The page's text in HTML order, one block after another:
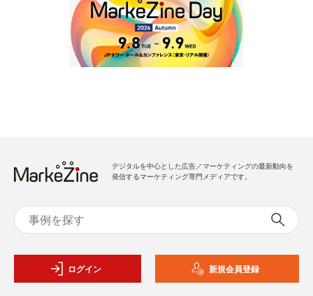
デジタルを中心とした広告／マーケティングの最新動向を
発信するマーケティング専門メディアです。
ログイン 新規会員登録